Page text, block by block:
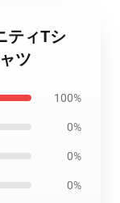
ティTシ
ツ
100%
0%
0%
0%